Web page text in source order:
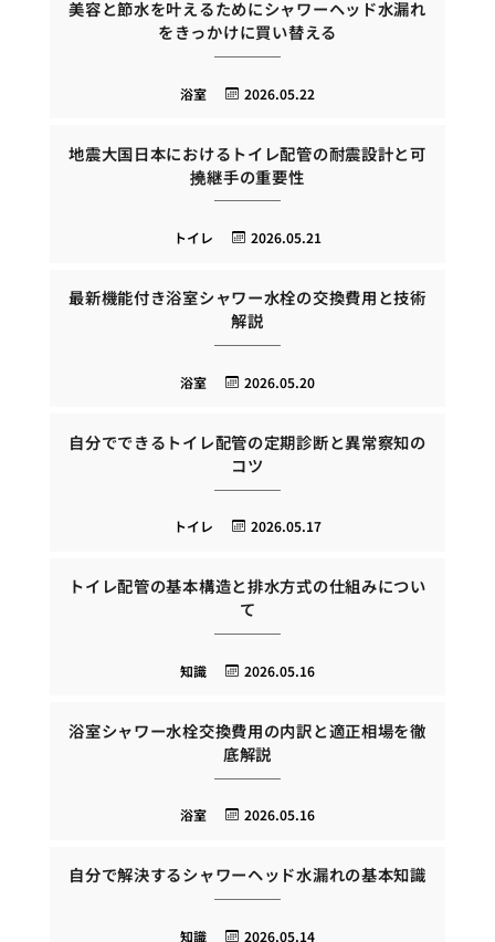
美容と節水を叶えるためにシャワーヘッド水漏れ
をきっかけに買い替える
2026.05.22
浴室
地震大国日本におけるトイレ配管の耐震設計と可
撓継手の重要性
2026.05.21
トイレ
最新機能付き浴室シャワー水栓の交換費用と技術
解説
2026.05.20
浴室
自分でできるトイレ配管の定期診断と異常察知の
コツ
2026.05.17
トイレ
トイレ配管の基本構造と排水方式の仕組みについ
て
2026.05.16
知識
浴室シャワー水栓交換費用の内訳と適正相場を徹
底解説
2026.05.16
浴室
自分で解決するシャワーヘッド水漏れの基本知識
2026.05.14
知識